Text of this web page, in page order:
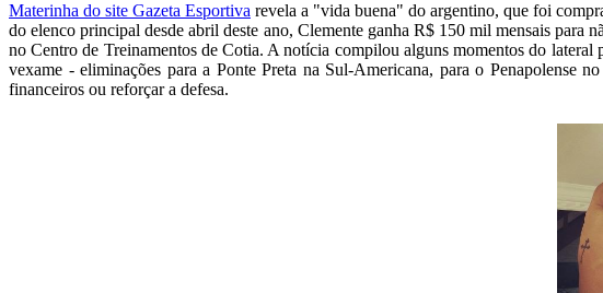
Materinha do site Gazeta Esportiva revela a "vida buena" do argentino, que foi
do elenco principal desde abril deste ano, Clemente ganha R$ 150 mil mensais para
no Centro de Treinamentos de Cotia. A notícia compilou alguns momentos do
vexame - eliminações para a Ponte Preta na Sul-Americana, para o Penapolense
financeiros ou reforçar a defesa.